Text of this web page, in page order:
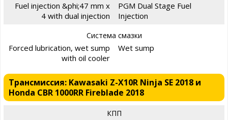
Fuel injection &phi;47 mm x
4 with dual injection
PGM Dual Stage Fuel
Injection
Система смазки
Forced lubrication, wet sump
with oil cooler
Wet sump
Трансмиссия: Kawasaki Z-X10R Ninja SE 2018 и
Honda CBR 1000RR Fireblade 2018
КПП